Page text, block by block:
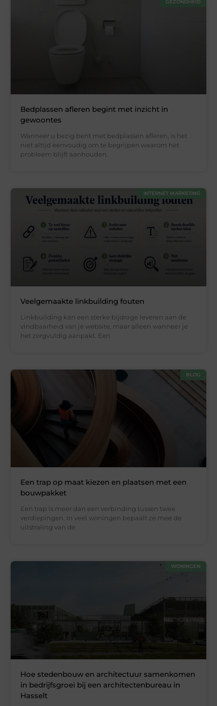
GEZONDHEID
Bedplassen afleren begint met inzicht in
gewoontes
Wanneer u bezig bent met bedplassen afleren, is het
niet altijd eenvoudig om te begrijpen waarom het
probleem blijft aanhouden.
INTERNET MARKETING
Veelgemaakte linkbuilding fouten
Linkbuilding kan een sterke bijdrage leveren aan de
vindbaarheid van je website, maar alleen wanneer je
het zorgvuldig aanpakt. Een
BLOG
Een trap op maat kiezen en plaatsen met een
bouwpakket
Een trap is meer dan een verbinding tussen twee
verdiepingen. In veel woningen bepaalt ze mee de
uitstraling van de
WONINGEN
Hoe stedenbouw en architectuur samenkomen
in bedrijfsgroei bij een architectenbureau in
Hasselt